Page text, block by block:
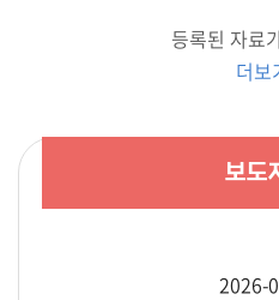
등록된 자료
더보
보도
2026-